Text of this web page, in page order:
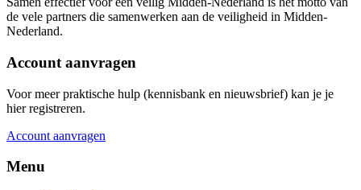
de vele partners die samenwerken aan de veiligheid in Midden-
Nederland.
Account aanvragen
Voor meer praktische hulp (kennisbank en nieuwsbrief) kan je je
hier registreren.
Account aanvragen
Menu